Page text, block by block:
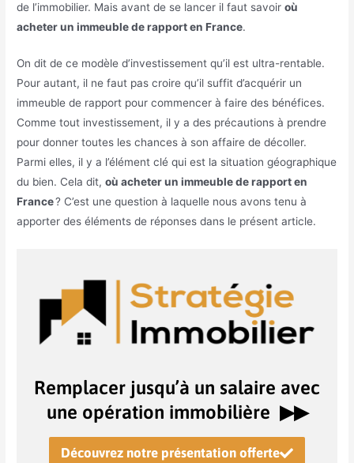
de l’immobilier. Mais avant de se lancer il faut savoiroù
acheter un immeuble de rapport en France.
On dit de ce modèle d’investissement qu’il est ultra-rentable.
Pour autant, il ne faut pas croire qu’il suffit d’acquérir un
immeuble de rapport pour commencer à faire des bénéfices.
Comme tout investissement, il y a des précautions à prendre
pour donner toutes les chances à son affaire de décoller.
Parmi elles, il y a l’élément clé qui est la situation géographique
du bien. Cela dit,où acheter un immeuble de rapport en
France? C’est une question à laquelle nous avons tenu à
apporter des éléments de réponses dans le présent article.
Remplacer jusqu’à un salaire avec
une opération immobilière ▶︎▶︎
Découvrez notre présentation offerte